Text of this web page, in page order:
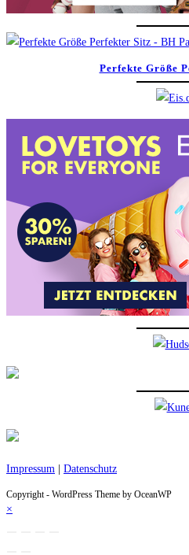
Perfekte Größe
Impressum Datenschutz
Copyright - WordPress Theme by OceanWP
×